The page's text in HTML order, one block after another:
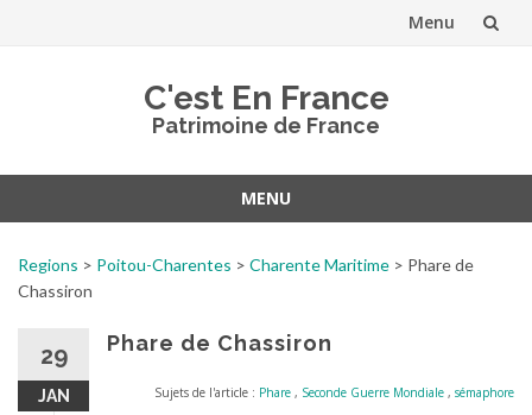
Menu
C'est En France
Patrimoine de France
MENU
contenu
Regions > Poitou-Charentes > Charente Maritime > Phare de
Chassiron
29
JAN
Phare de Chassiron
Sujets de l'article : Phare , Seconde Guerre Mondiale , sémaphore